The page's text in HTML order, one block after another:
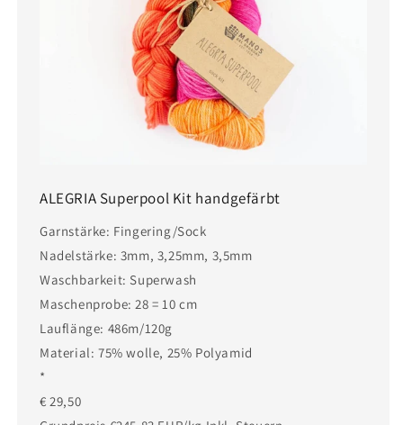
ALEGRIA Superpool Kit handgefärbt
Garnstärke: Fingering/Sock
Nadelstärke: 3mm, 3,25mm, 3,5mm
Waschbarkeit: Superwash
Maschenprobe: 28 = 10 cm
Lauflänge: 486m/120g
Material: 75% wolle, 25% Polyamid
*
€ 29,50